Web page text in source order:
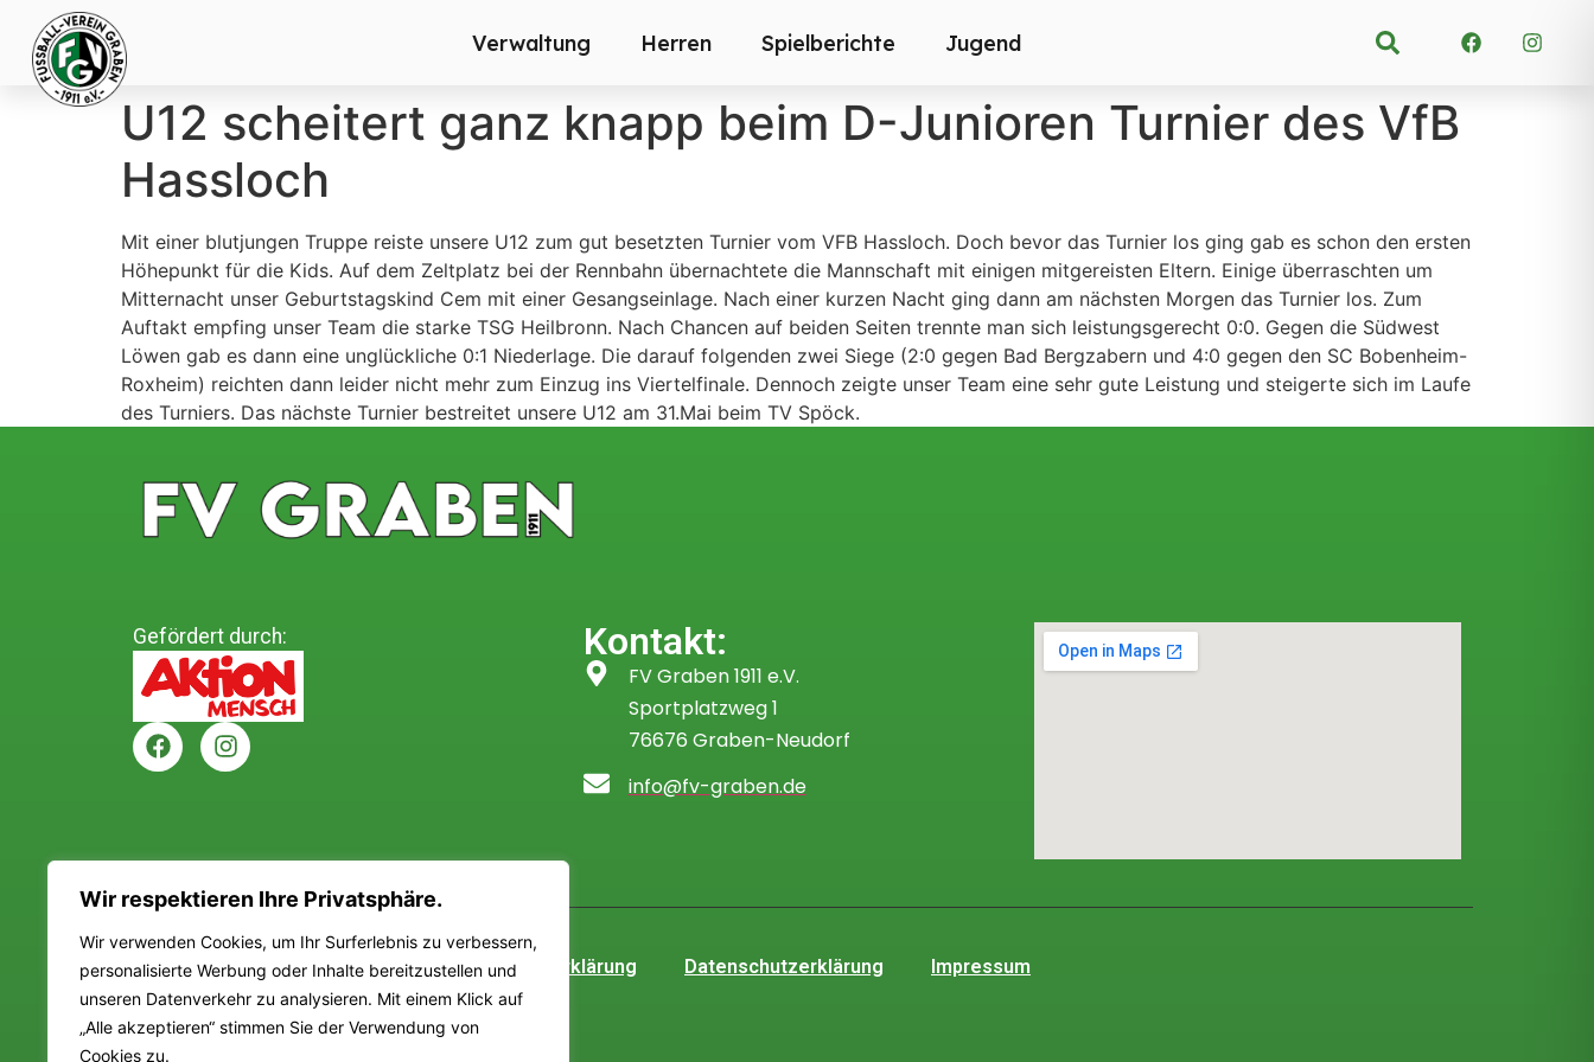
Wir respektieren Ihre Privatsphäre.
Wir verwenden Cookies, um Ihr Surferlebnis zu verbessern,
personalisierte Werbung oder Inhalte bereitzustellen und
unseren Datenverkehr zu analysieren. Mit einem Klick auf
„Alle akzeptieren“ stimmen Sie der Verwendung von
Cookies zu.
Verwaltung Herren Spielberichte Jugend Suchen
U12 scheitert ganz knapp beim D-Junioren Turnier des VfB
Hassloch
Mit einer blutjungen Truppe reiste unsere U12 zum gut besetzten Turnier vom VFB Hassloch. Doch bevor das Turnier los ging gab es schon den ersten
Höhepunkt für die Kids. Auf dem Zeltplatz bei der Rennbahn übernachtete die Mannschaft mit einigen mitgereisten Eltern. Einige überraschten um
Mitternacht unser Geburtstagskind Cem mit einer Gesangseinlage. Nach einer kurzen Nacht ging dann am nächsten Morgen das Turnier los. Zum
Auftakt empfing unser Team die starke TSG Heilbronn. Nach Chancen auf beiden Seiten trennte man sich leistungsgerecht 0:0. Gegen die Südwest
Löwen gab es dann eine unglückliche 0:1 Niederlage. Die darauf folgenden zwei Siege (2:0 gegen Bad Bergzabern und 4:0 gegen den SC Bobenheim-
Roxheim) reichten dann leider nicht mehr zum Einzug ins Viertelfinale. Dennoch zeigte unser Team eine sehr gute Leistung und steigerte sich im Laufe
des Turniers. Das nächste Turnier bestreitet unsere U12 am 31.Mai beim TV Spöck.
Gefördert durch: Kontakt:
FV Graben 1911 e.V.
Sportplatzweg 1
76676 Graben-Neudorf
info@fv-graben.de
© 2026 fv-graben.de
Made with
by
Barrierehelden
Barrierefreiheitserklärung Datenschutzerklärung Impressum